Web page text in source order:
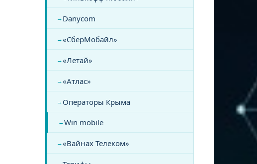
Danycom
«СберМобайл»
«Летай»
«Атлас»
Операторы Крыма
Win mobile
«Вайнах Телеком»